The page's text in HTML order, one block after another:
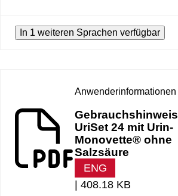
In 1 weiteren Sprachen verfügbar
Anwenderinformationen
Gebrauchshinweis
UriSet 24 mit Urin-
Monovette® ohne
Salzsäure
ENG
408.18 KB